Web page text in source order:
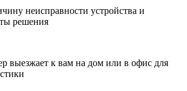
неисправности устройства и
решения
выезжает к вам на дом или в офис для